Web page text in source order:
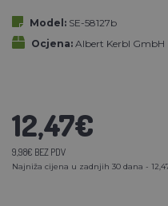
Model: SE-58127b
Ocjena: Albert Kerbl GmbH
12,47€
9,98€ BEZ PDV
Najniža cijena u zadnjih 30 dana -